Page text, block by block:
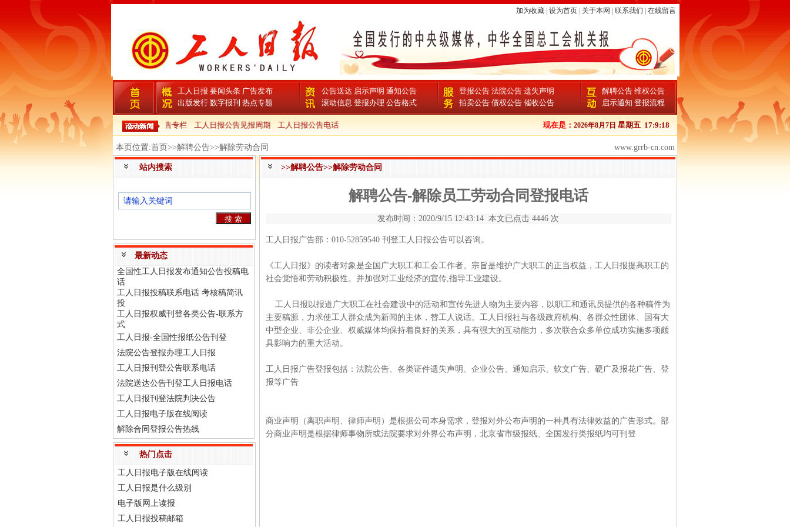
加为收藏| 设为首页| 关于本网 联系我们 在线留言
工人日报 要闻头条 广告发布
出版发行 数字报刊 热点专题
公告送达 启示声明 通知公告
滚动信息 登报办理 公告格式
登报公告 法院公告 遗失声明
拍卖公告 债权公告 催收公告
解聘公告 维权公告
启示通知 登报流程
工人日报公告专栏 工人日报公告见报周期 工人日报公告电话 现在是： 2026年8月7日 星期五 17:9:19
本页位置:首页>>解聘公告>>解除劳动合同 www.grrb-cn.com
站内搜索
最新动态
全国性工人日报发布通知公告投稿电
话
工人日报投稿联系电话 考核稿简讯
投
工人日报权威刊登各类公告-联系方
式
工人日报-全国性报纸公告刊登
法院公告登报办理工人日报
工人日报刊登公告联系电话
法院送达公告刊登工人日报电话
工人日报刊登法院判决公告
工人日报电子版在线阅读
解除合同登报公告热线
热门点击
工人日报电子版在线阅读
工人日报是什么级别
电子版网上读报
工人日报投稿邮箱
>>解聘公告>>解除劳动合同
解聘公告-解除员工劳动合同登报电话
发布时间：2020/9/15 12:43:14 本文已点击 4446 次
工人日报广告部：010-52859540 刊登工人日报公告可以咨询。
《工人日报》的读者对象是全国广大职工和工会工作者。宗旨是维护广大职工的正当权益，工人日报提高职工的
社会觉悟和劳动积极性。并加强对工业经济的宣传,指导工业建设。
工人日报以报道广大职工在社会建设中的活动和宣传先进人物为主要内容，以职工和通讯员提供的各种稿件为
主要稿源，力求使工人群众成为新闻的主体，替工人说话。工人日报社与各级政府机构、各群众性团体、国有大
中型企业、非公企业、权威媒体均保持着良好的关系，具有强大的互动能力，多次联合众多单位成功实施多项颇
具影响力的重大活动。
工人日报广告登报包括：法院公告、各类证件遗失声明、企业公告、通知启示、软文广告、硬广及报花广告、登
报等广告
商业声明（离职声明、律师声明）是根据公司本身需求，登报对外公布声明的一种具有法律效益的广告形式。部
分商业声明是根据律师事物所或法院要求对外界公布声明，北京省市级报纸、全国发行类报纸均可刊登